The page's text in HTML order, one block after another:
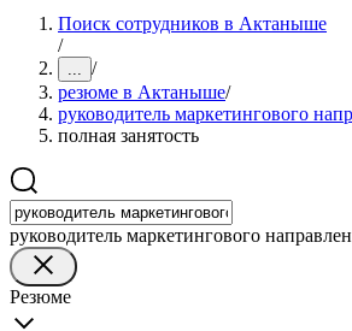
Поиск сотрудников в Актаныше
/
... /
резюме в Актаныше/
руководитель маркетингового
полная занятость
руководитель маркетингового
Резюме